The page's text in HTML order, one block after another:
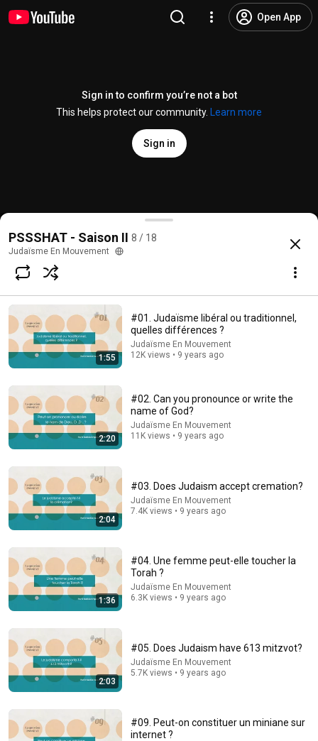
Open App
Sign in to confirm you’re not a bot
This helps protect our community.
Learn more
Sign in
#07. Is ritual slaughter cruel to animals?
@Juda%C3%AFsmeEnMouvement more
Subscribe
Comments 2
Comment...
Behind the Scenes of Ritual Slaughter: Meeting a
Shochet 🇰 Kitsour
Torah-Box
Auto-dubbed
6.3K views
PSSSHAT - Saison II 8 / 18
Judaïsme En Mouvement
1:55
#01. Judaïsme libéral ou traditionnel,
quelles différences ?
Judaïsme En Mouvement
12K views • 9 years ago
2:20
#02. Can you pronounce or write the
name of God?
Judaïsme En Mouvement
11K views • 9 years ago
2:04
#03. Does Judaism accept cremation?
Judaïsme En Mouvement
7.4K views • 9 years ago
1:36
#04. Une femme peut-elle toucher la
Torah ?
Judaïsme En Mouvement
6.3K views • 9 years ago
2:03
#05. Does Judaism have 613 mitzvot?
Judaïsme En Mouvement
5.7K views • 9 years ago
#09. Peut-on constituer un miniane sur
internet ?